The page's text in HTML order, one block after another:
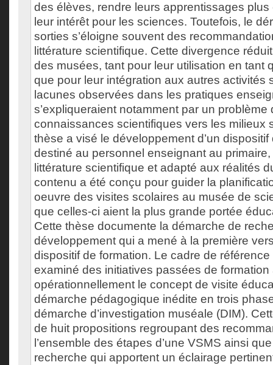
des élèves, rendre leurs apprentissages
leur intérêt pour les sciences. Toutefois, le
sorties s’éloigne souvent des
littérature scientifique. Cette divergence
des musées, tant pour leur utilisation en tant
que pour leur intégration aux autres activités
lacunes observées dans les pratiques
s’expliqueraient notamment par un problème
connaissances scientifiques vers les milieux
thèse a visé le développement d’un dispositif
destiné au personnel enseignant au
littérature scientifique et adapté aux réalités
contenu a été conçu pour guider la
oeuvre des visites scolaires au musée de
que celles-ci aient la plus grande portée
Cette thèse documente la démarche de
développement qui a mené à la première
dispositif de formation. Le cadre de
examiné des initiatives passées de
opérationnellement le concept de visite
démarche pédagogique inédite en trois
démarche d’investigation muséale (DIM).
de huit propositions regroupant des
l’ensemble des étapes d’une VSMS ainsi
recherche qui apportent un éclairage